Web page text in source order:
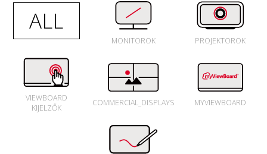
ALL
MONITOROK PROJEKTOROK
VIEWBOARD
KIJELZŐK
COMMERCIAL_DISPLAYS MYVIEWBOARD